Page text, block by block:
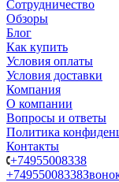
Сотрудничество
Обзоры
Блог
Как купить
Условия оплаты
Условия доставки
Компания
О компании
Вопросы и ответы
Политика
Контакты
+74955008338
+74955008338